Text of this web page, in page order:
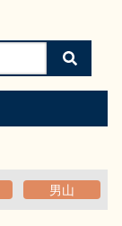
検
索
す
男山